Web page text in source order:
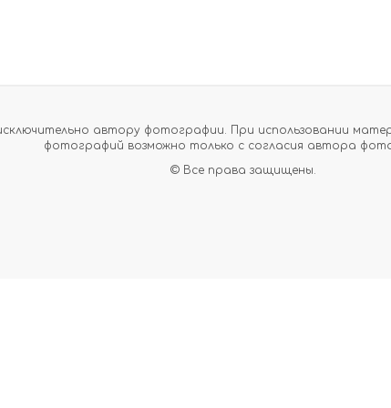
автору фотографии. При использовании
фотографий возможно только с согласия автора
© Все права защищены.